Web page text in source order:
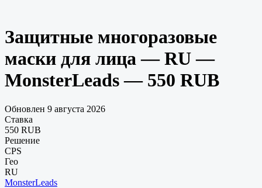
Защитные многоразовые
маски для лица — RU —
MonsterLeads — 550 RUB
Обновлен 9 августа 2026
Ставка
550 RUB
Решение
CPS
Гео
RU
MonsterLeads